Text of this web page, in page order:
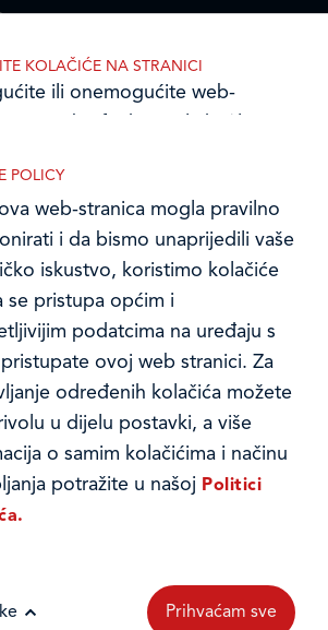
and Cookies
2026.
POLICY
web-stranica mogla pravilno
i da bismo unaprijedili vaše
iskustvo, koristimo kolačiće
se pristupa općim i
podatcima na uređaju s
ovoj web stranici. Za
određenih kolačića možete
u dijelu postavki, a više
o samim kolačićima i načinu
potražite u našoj Politici
KOLAČIĆE NA STRANICI
ili onemogućite web-
kolačići
omogućuju osnovne
Bez ovih kolačića, web-
ne može pravilno funkcionirati,
ih možete mijenjanjem
u svome web-pregledniku.
Prihvaćam sve